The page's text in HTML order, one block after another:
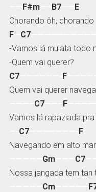
F#m—– B7—— E
Chorando ôh, chorando
F— C7
-Vamos lá mulata todo
-Quem vai querer?
C7——————- F
Quem vai querer
C7——– F—————
Vamos lá rapaziada
C7———————- F
Navegando em alto mar
Gm——— C7
Nossa jangada tem
Cm—————